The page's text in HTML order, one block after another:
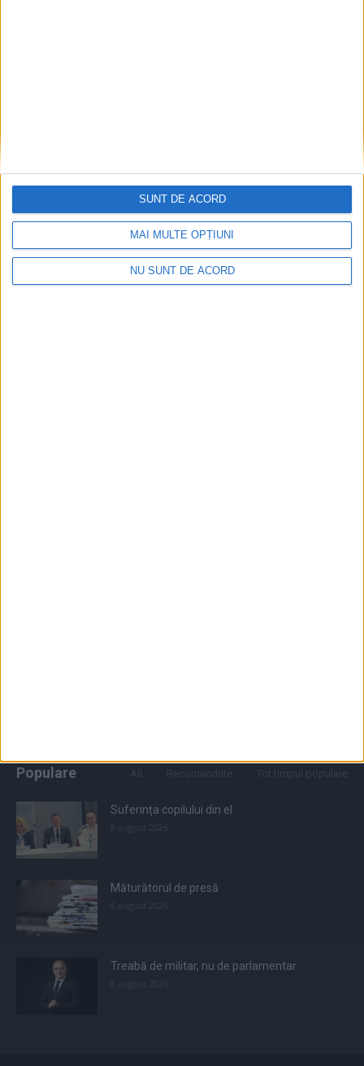
MAI MULTE OPȚIUNI
NU SUNT DE ACORD
SUNT DE ACORD
Populare
Suferința copilului din el
Măturătorul de presă
Treabă de militar, nu de parlamentar